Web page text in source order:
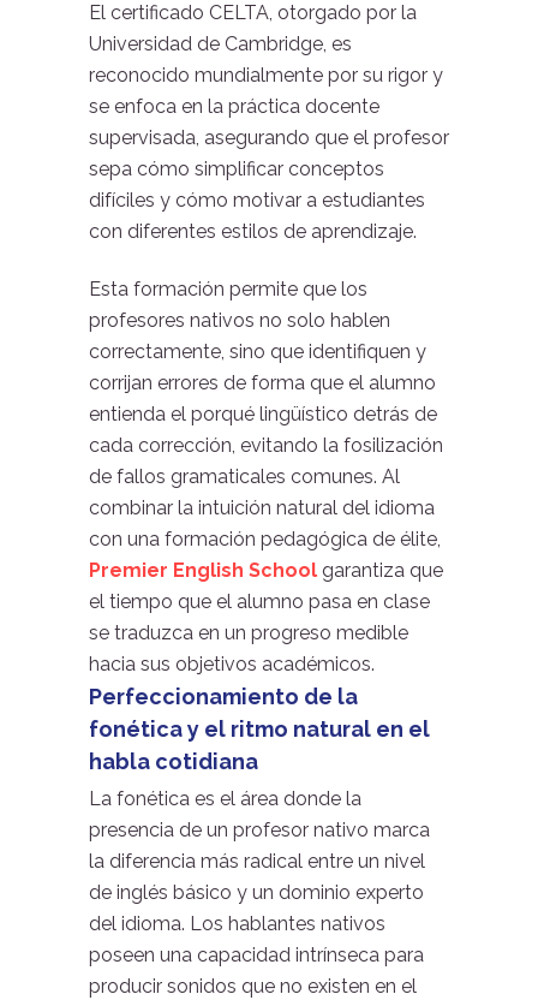
El certificado CELTA, otorgado por la
Universidad de Cambridge, es
reconocido mundialmente por su rigor y
se enfoca en la práctica docente
supervisada, asegurando que el profesor
sepa cómo simplificar conceptos
difíciles y cómo motivar a estudiantes
con diferentes estilos de aprendizaje.
Esta formación permite que los
profesores nativos no solo hablen
correctamente, sino que identifiquen y
corrijan errores de forma que el alumno
entienda el porqué lingüístico detrás de
cada corrección, evitando la fosilización
de fallos gramaticales comunes. Al
combinar la intuición natural del idioma
con una formación pedagógica de élite,
Premier English School garantiza que
el tiempo que el alumno pasa en clase
se traduzca en un progreso medible
hacia sus objetivos académicos.
Perfeccionamiento de la
fonética y el ritmo natural en el
habla cotidiana
La fonética es el área donde la
presencia de un profesor nativo marca
la diferencia más radical entre un nivel
de inglés básico y un dominio experto
del idioma. Los hablantes nativos
poseen una capacidad intrínseca para
producir sonidos que no existen en el